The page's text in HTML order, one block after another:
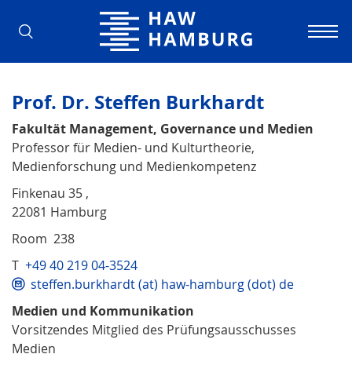
Hamburg University of Applied
Prof. Dr. Steffen Burkhardt
Fakultät Management, Governance und Medien
Professor für Medien- und Kulturtheorie,
Medienforschung und Medienkompetenz
Finkenau 35 ,
22081 Hamburg
Room 238
T +49 40 219 04-3524
steffen.burkhardt (at) haw-hamburg (dot) de
Medien und Kommunikation
Vorsitzendes Mitglied des Prüfungsausschusses
Medien